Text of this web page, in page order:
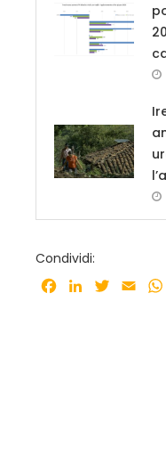
Condividi:
Facebook
LinkedInTwitter
Email